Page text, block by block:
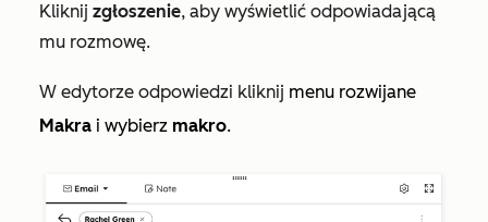
Kliknij zgłoszenie, aby wyświetlić odpowiadającą
mu rozmowę.
W edytorze odpowiedzi kliknij menu rozwijane
Makra i wybierz makro.